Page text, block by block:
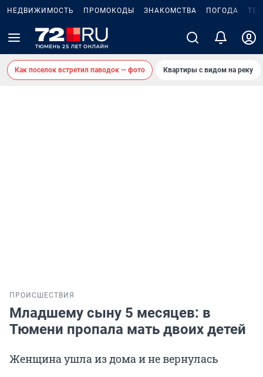
НЕДВИЖИМОСТЬ ПРОМОКОДЫ ЗНАКОМСТВА ПОГОДА
Как поселок встретил паводок — фото Квартиры с видом на реку
ПРОИСШЕСТВИЯ
Младшему сыну 5 месяцев: в
Тюмени пропала мать двоих детей
Женщина ушла из дома и не вернулась